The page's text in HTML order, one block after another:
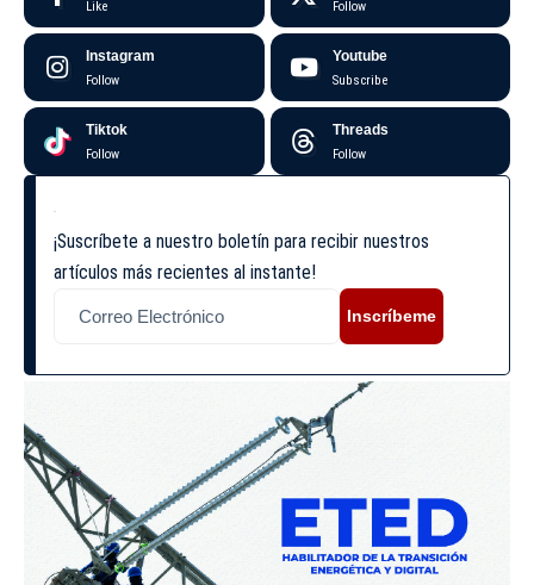
Like Follow
Instagram
Follow
Youtube
Subscribe
Tiktok
Follow
Threads
Follow
¡Suscríbete a nuestro boletín para recibir nuestros
artículos más recientes al instante!
Inscríbeme